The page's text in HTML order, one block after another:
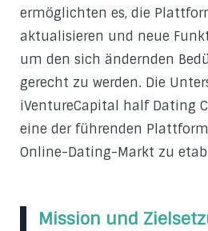
ermöglichten es, die
aktualisieren und neue
um den sich ändernden
gerecht zu werden. Die
iVentureCapital half Dating
eine der führenden
Online-Dating-Markt zu
Mission und